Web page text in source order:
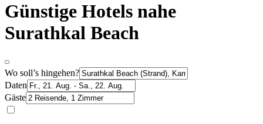
Günstige Hotels nahe
Surathkal Beach
Wo soll’s hingehen?
Daten
Gäste